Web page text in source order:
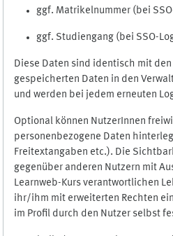
ggf. Matrikelnummer (bei
ggf. Studiengang (bei SSO-
Diese Daten sind identisch mit
gespeicherten Daten in den
und werden bei jedem erneuten
Optional können NutzerInnen
personenbezogene Daten
Freitextangaben etc.). Die
gegenüber anderen Nutzern mit
Learnweb-Kurs verantwortlichen
ihr/ihm mit erweiterten Rechten
im Profil durch den Nutzer selbst